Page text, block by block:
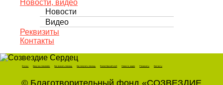
Новости, видео
Новости
Видео
Реквизиты
Контакты
Кто мы Кому мы помогаем Как оказать помощь Как получить помощь Волонтёрский клуб Новости, видео Реквизиты Контакты